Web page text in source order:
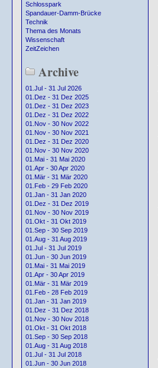
Schlosspark
Spandauer-Damm-Brücke
Technik
Thema des Monats
Wissenschaft
ZeitZeichen
Archive
01.Jul - 31 Jul 2026
01.Dez - 31 Dez 2025
01.Dez - 31 Dez 2023
01.Dez - 31 Dez 2022
01.Nov - 30 Nov 2022
01.Nov - 30 Nov 2021
01.Dez - 31 Dez 2020
01.Nov - 30 Nov 2020
01.Mai - 31 Mai 2020
01.Apr - 30 Apr 2020
01.Mär - 31 Mär 2020
01.Feb - 29 Feb 2020
01.Jan - 31 Jan 2020
01.Dez - 31 Dez 2019
01.Nov - 30 Nov 2019
01.Okt - 31 Okt 2019
01.Sep - 30 Sep 2019
01.Aug - 31 Aug 2019
01.Jul - 31 Jul 2019
01.Jun - 30 Jun 2019
01.Mai - 31 Mai 2019
01.Apr - 30 Apr 2019
01.Mär - 31 Mär 2019
01.Feb - 28 Feb 2019
01.Jan - 31 Jan 2019
01.Dez - 31 Dez 2018
01.Nov - 30 Nov 2018
01.Okt - 31 Okt 2018
01.Sep - 30 Sep 2018
01.Aug - 31 Aug 2018
01.Jul - 31 Jul 2018
01.Jun - 30 Jun 2018